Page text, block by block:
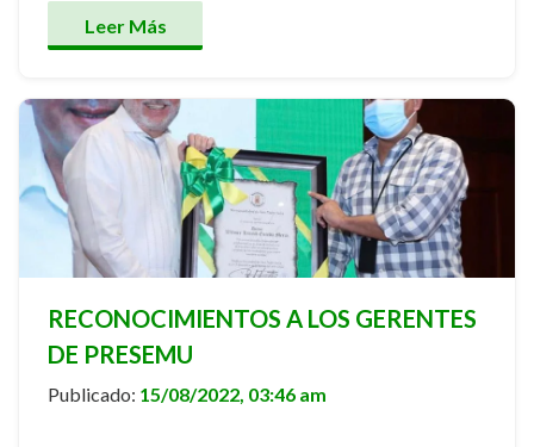
Leer Más
RECONOCIMIENTOS A LOS GERENTES
DE PRESEMU
Publicado: 15/08/2022, 03:46 am